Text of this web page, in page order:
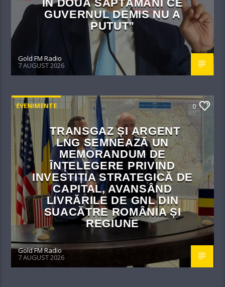
ÎN DOUĂ SĂPTĂMÂNI CE
GUVERNUL DEMIS NU A
PUTUT”
Gold FM Radio
7 AUGUST 2026
EVENIMENTE 0
TRANSGAZ ȘI ARGENT
LNG SEMNEAZĂ UN
MEMORANDUM DE
ÎNȚELEGERE PRIVIND
INVESTIȚIA STRATEGICĂ DE
CAPITAL, AVANSÂND
LIVRĂRILE DE GNL DIN
SUACĂTRE ROMÂNIA ȘI
REGIUNE
Gold FM Radio
7 AUGUST 2026